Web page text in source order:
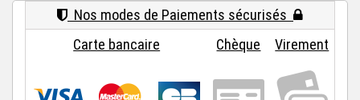
Nos modes de Paiements sécurisés
Carte bancaire
Chèque Virement